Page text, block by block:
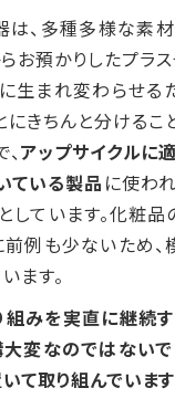
は、多種多様な素
お預かりしたプラ
生まれ変わらせる
きちんと分けるこ
アップサイクルに
ている製品 に使わ
としています。化粧
例も少ないため、
ます。
みを実直に継続す
変なのではないで
て取り組んでいま